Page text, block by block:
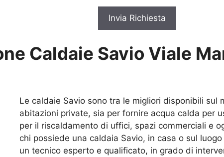
c
*
Caldaie Savio Viale
Le caldaie Savio sono tra le migliori disponibili sul
abitazioni private, sia per fornire acqua calda per
per il riscaldamento di uffici, spazi commerciali e
chi possiede una caldaia Savio, in casa o sul
un tecnico esperto e qualificato, in grado di